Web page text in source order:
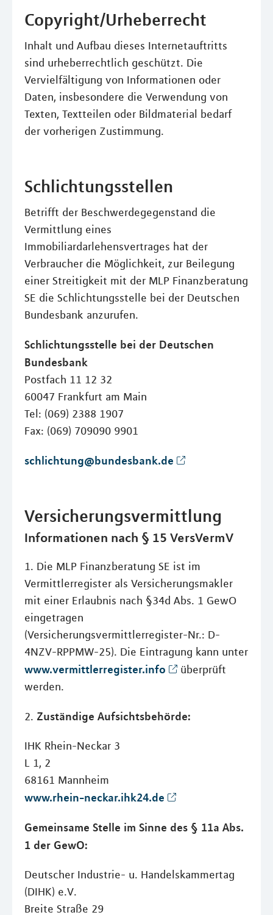
Copyright/Urheberrecht
Inhalt und Aufbau dieses Internetauftritts
sind urheberrechtlich geschützt. Die
Vervielfältigung von Informationen oder
Daten, insbesondere die Verwendung von
Texten, Textteilen oder Bildmaterial bedarf
der vorherigen Zustimmung.
Schlichtungsstellen
Betrifft der Beschwerdegegenstand die
Vermittlung eines
Immobiliardarlehensvertrages hat der
Verbraucher die Möglichkeit, zur Beilegung
einer Streitigkeit mit der MLP Finanzberatung
SE die Schlichtungsstelle bei der Deutschen
Bundesbank anzurufen.
Schlichtungsstelle bei der Deutschen
Bundesbank
Postfach 11 12 32
60047 Frankfurt am Main
Tel: (069) 2388 1907
Fax: (069) 709090 9901
schlichtung@bundesbank.de
Versicherungsvermittlung
Informationen nach § 15 VersVermV
1. Die MLP Finanzberatung SE ist im
Vermittlerregister als Versicherungsmakler
mit einer Erlaubnis nach §34d Abs. 1 GewO
eingetragen
(Versicherungsvermittlerregister-Nr.: D-
4NZV-RPPMW-25). Die Eintragung kann unter
www.vermittlerregister.info
überprüft
werden.
2. Zuständige Aufsichtsbehörde:
IHK Rhein-Neckar 3
L 1, 2
68161 Mannheim
www.rhein-neckar.ihk24.de
Gemeinsame Stelle im Sinne des § 11a Abs.
1 der GewO:
Deutscher Industrie- u. Handelskammertag
(DIHK) e.V.
Breite Straße 29